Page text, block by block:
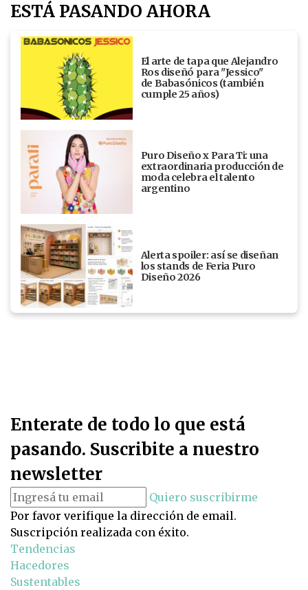
ESTÁ PASANDO AHORA
El arte de tapa que Alejandro
Ros diseñó para "Jessico"
de Babasónicos (también
cumple 25 años)
Puro Diseño x Para Ti: una
extraordinaria producción de
moda celebra el talento
argentino
Alerta spoiler: así se diseñan
los stands de Feria Puro
Diseño 2026
Enterate de todo lo que está
pasando. Suscribite a nuestro
newsletter
Quiero suscribirme
Por favor verifique la dirección de email.
Suscripción realizada con éxito.
Tendencias
Hacedores
Sustentables